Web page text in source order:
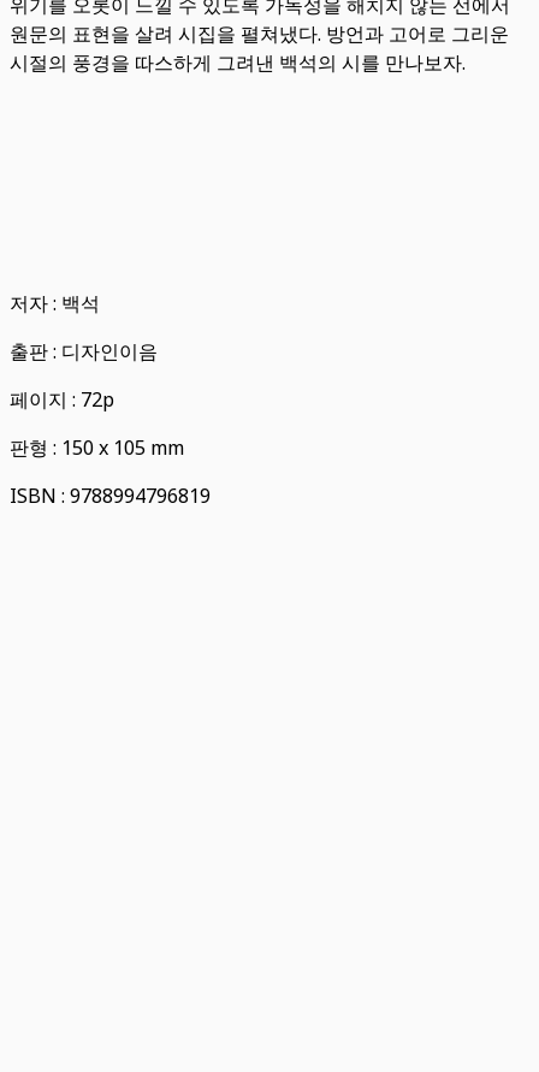
원문의 표현을 살려 시집을 펼쳐냈다. 방언과 고어로 그리운
시절의 풍경을 따스하게 그려낸 백석의 시를 만나보자.
저자 : 백석
출판 : 디자인이음
페이지 : 72p
판형 : 150 x 105 mm
ISBN : 9788994796819